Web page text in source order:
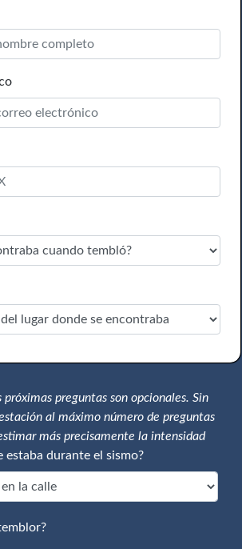
próximas preguntas son opcionales. Sin
al máximo número de preguntas
más precisamente la intensidad
estaba durante el sismo?